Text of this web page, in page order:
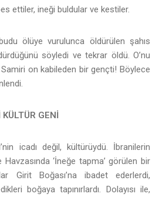
ettiler, ineği buldular ve kestiler.
ölüye vurulunca öldürülen şahıs
söyledi ve tekrar öldü. O’nu
on kabileden bir gençti! Böylece
GENİ
icadı değil, kültürüydü. İbranilerin
Havzasında ‘İneğe tapma’ görülen bir
Girit Boğası’na ibadet ederlerdi,
boğaya tapınırlardı. Dolayısı ile,